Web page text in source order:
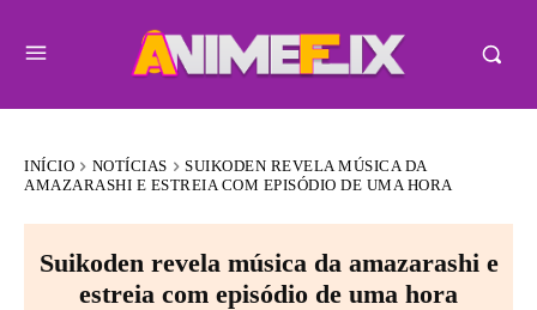
INÍCIO NOTÍCIAS
SUIKODEN REVELA MÚSICA DA
AMAZARASHI E ESTREIA COM EPISÓDIO DE UMA HORA
Suikoden revela música da amazarashi e
estreia com episódio de uma hora